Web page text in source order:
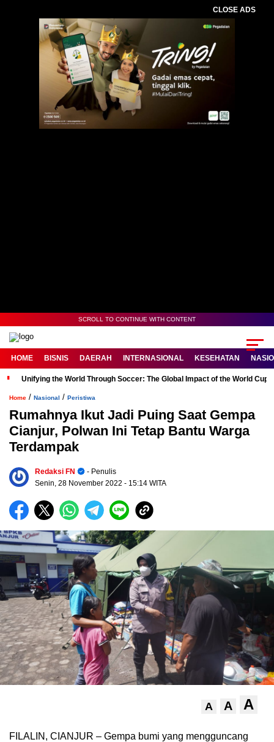
CLOSE ADS
SCROLL TO CONTINUE WITH CONTENT
HOME BISNIS DAERAH INTERNASIONAL KESEHATAN
Unifying the World Through Soccer: The Global Impact of the World Cup
Home / Nasional / Peristiwa
Rumahnya Ikut Jadi Puing Saat Gempa
Cianjur, Polwan Ini Tetap Bantu Warga
Terdampak
Redaksi FN
- Penulis
Senin, 28 November 2022 - 15:14 WITA
A A A
FILALIN, CIANJUR – Gempa bumi yang mengguncang